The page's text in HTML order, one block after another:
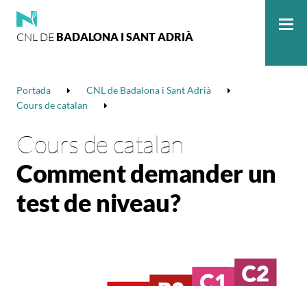
CNL DE BADALONA I SANT ADRIÀ
Portada
CNL de Badalona i Sant Adrià
Cours de catalan
Cours de catalan
Comment demander un
test de niveau?